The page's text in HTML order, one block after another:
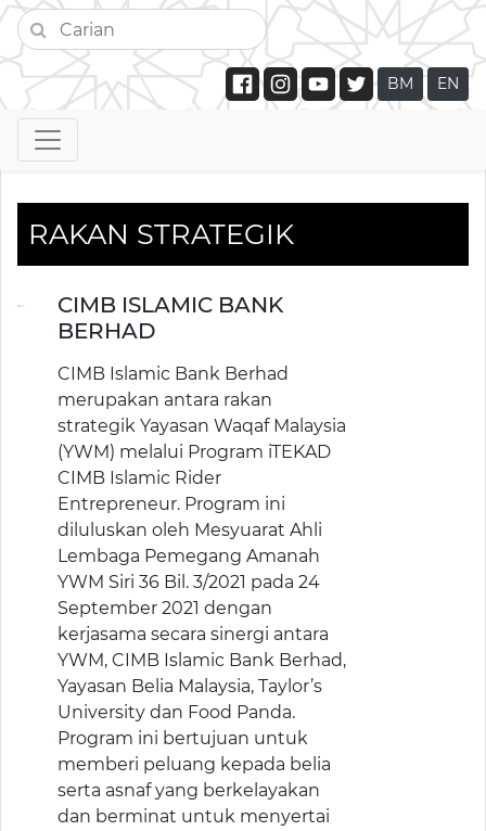
BM EN
RAKAN STRATEGIK
CIMB ISLAMIC BANK
BERHAD
CIMB Islamic Bank Berhad
merupakan antara rakan
strategik Yayasan Waqaf Malaysia
(YWM) melalui Program iTEKAD
CIMB Islamic Rider
Entrepreneur. Program ini
diluluskan oleh Mesyuarat Ahli
Lembaga Pemegang Amanah
YWM Siri 36 Bil. 3/2021 pada 24
September 2021 dengan
kerjasama secara sinergi antara
YWM, CIMB Islamic Bank Berhad,
Yayasan Belia Malaysia, Taylor’s
University dan Food Panda.
Program ini bertujuan untuk
memberi peluang kepada belia
serta asnaf yang berkelayakan
dan berminat untuk menyertai